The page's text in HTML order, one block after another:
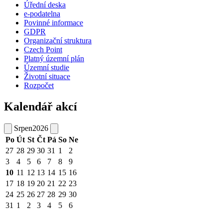
Úřední deska
e-podatelna
Povinné informace
GDPR
Organizační struktura
Czech Point
Platný územní plán
Územní studie
Životní situace
Rozpočet
Kalendář akcí
Srpen2026
Po Út St Čt Pá So Ne
27 28 29 30 31 1
2
3
4 5 6 7 8
9
10 11 12 13 14 15 16
17 18 19 20 21 22 23
24 25 26 27 28 29 30
31 1 2 3 4 5 6